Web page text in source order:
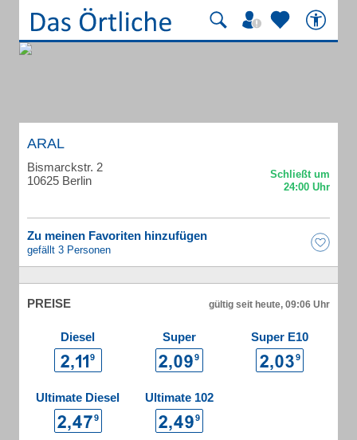
ARAL
Bismarckstr. 2
10625 Berlin
Zu meinen Favoriten hinzufügen
gefällt 3 Personen
PREISE gültig seit heute, 09:06 Uhr
Diesel Super Super E10
Ultimate Diesel Ultimate 102